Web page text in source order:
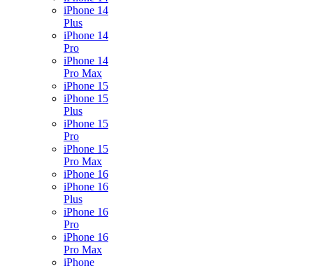
iPhone 14
Plus
iPhone 14
Pro
iPhone 14
Pro Max
iPhone 15
iPhone 15
Plus
iPhone 15
Pro
iPhone 15
Pro Max
iPhone 16
iPhone 16
Plus
iPhone 16
Pro
iPhone 16
Pro Max
iPhone